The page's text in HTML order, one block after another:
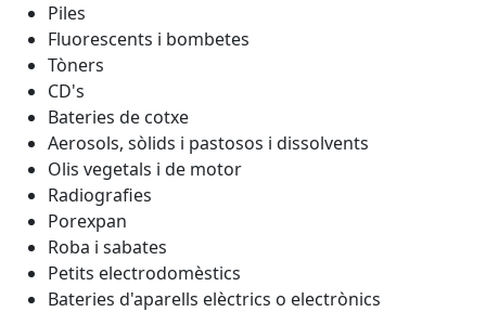
Piles
Fluorescents i bombetes
Tòners
CD's
Bateries de cotxe
Aerosols, sòlids i pastosos i dissolvents
Olis vegetals i de motor
Radiografies
Porexpan
Roba i sabates
Petits electrodomèstics
Bateries d'aparells elèctrics o electrònics